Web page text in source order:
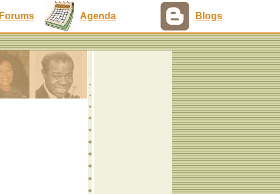
Forums Agenda Blogs